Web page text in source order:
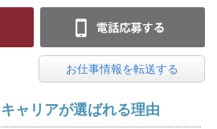
お仕事情報を転送する
ャリアが選ばれる理由